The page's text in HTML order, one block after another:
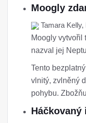
Moogly
Tamara Kelly,
Moogly vytvořil
nazval jej
Tento
vlnitý, zvlněný
pohybu.
Háčkovaný